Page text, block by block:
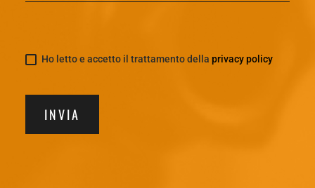
Ho letto e accetto il trattamento della privacy policy
INVIA